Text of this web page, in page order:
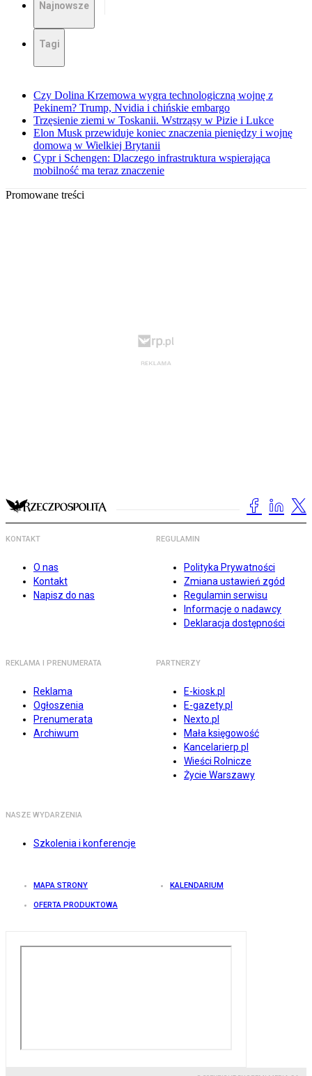
Najnowsze
Tagi
Czy Dolina Krzemowa wygra technologiczną wojnę z
Pekinem? Trump, Nvidia i chińskie embargo
Trzęsienie ziemi w Toskanii. Wstrząsy w Pizie i Lukce
Elon Musk przewiduje koniec znaczenia pieniędzy i wojnę
domową w Wielkiej Brytanii
Cypr i Schengen: Dlaczego infrastruktura wspierająca
mobilność ma teraz znaczenie
Promowane treści
KONTAKT
O nas
Kontakt
Napisz do nas
REGULAMIN
Polityka Prywatności
Zmiana ustawień zgód
Regulamin serwisu
Informacje o nadawcy
Deklaracja dostępności
REKLAMA I PRENUMERATA
Reklama
Ogłoszenia
Prenumerata
Archiwum
PARTNERZY
E-kiosk.pl
E-gazety.pl
Nexto.pl
Mała księgowość
Kancelarierp.pl
Wieści Rolnicze
Życie Warszawy
NASZE WYDARZENIA
Szkolenia i konferencje
MAPA STRONY KALENDARIUM
OFERTA PRODUKTOWA